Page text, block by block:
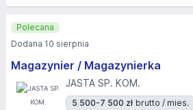
Magazynier / Magazynierka
JASTA SP. KOM.
5 500-7 500 zł brutto / mies.
Polecana
Dodana 10 sierpnia